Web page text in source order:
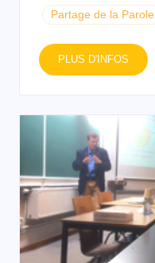
Partage de la Parole
PLUS D'INFOS